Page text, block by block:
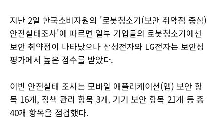
지난 2일 한국소비자원의 '로봇청소기(보안 취약점 중심)
안전실태조사'에 따르면 일부 기업들의 로봇청소기에선
보안 취약점이 나타났으나 삼성전자와 LG전자는 보안성
평가에서 높은 점수를 받았다.
이번 안전실태 조사는 모바일 애플리케이션(앱) 보안 항
목 16개, 정책 관리 항목 3개, 기기 보안 항목 21개 등 총
40개 항목을 점검했다.